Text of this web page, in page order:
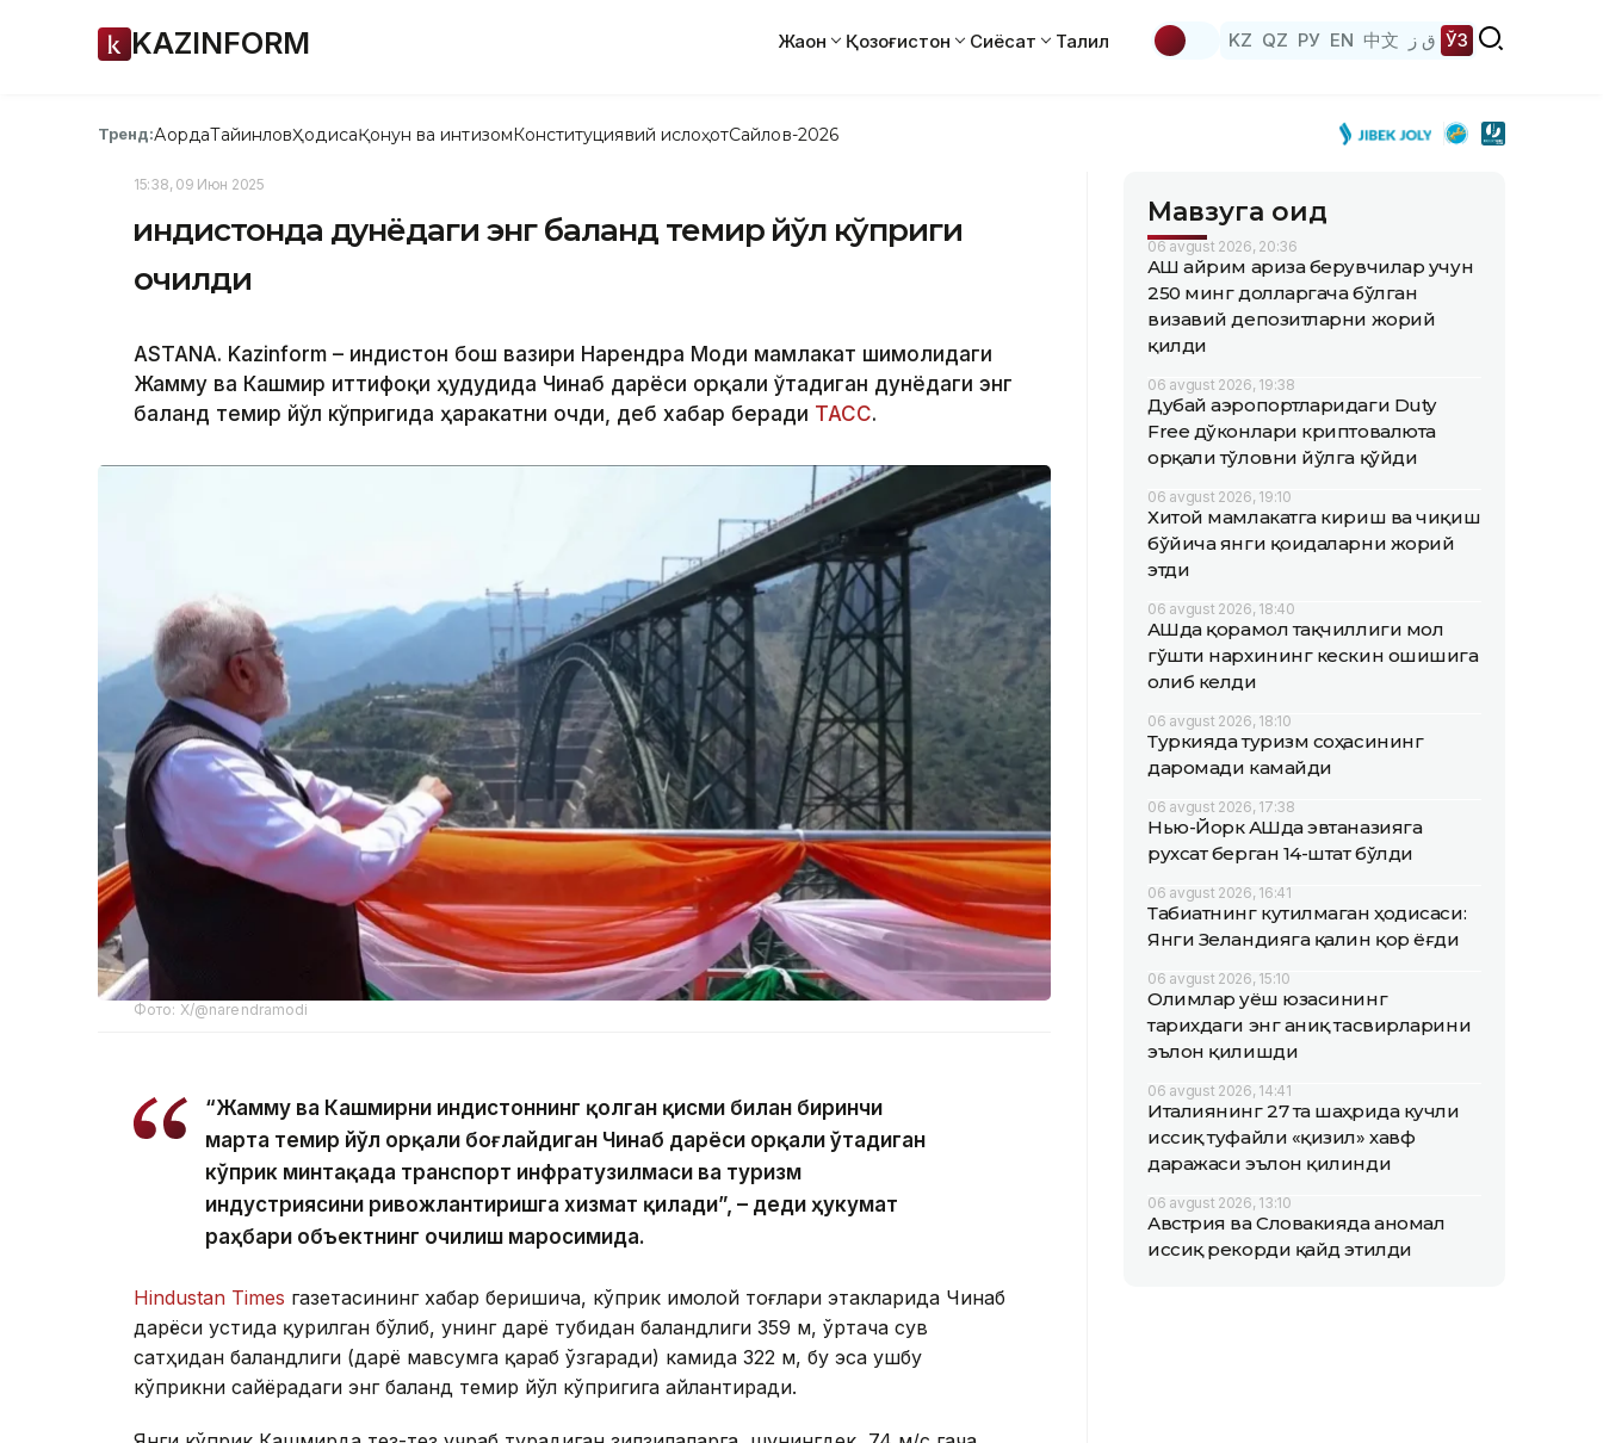
KAZINFORM Жаҳон Қозоғистон Сиёсат Таҳлил KZ QZ РУ EN 中文 ق ز ЎЗ
Тренд:АқордаТайинловҲодисаҚонун ва интизомКонституциявий ислоҳотСайлов-2026
15:38, 09 Июн 2025
Ҳиндистонда дунёдаги энг баланд темир йўл кўприги
очилди
ASTANA. Kazinform – Ҳиндистон бош вазири Нарендра Моди мамлакат шимолидаги
Жамму ва Кашмир иттифоқи ҳудудида Чинаб дарёси орқали ўтадиган дунёдаги энг
баланд темир йўл кўпригида ҳаракатни очди, деб хабар беради ТАСС.
Фото: Х/@narendramodi
“Жамму ва Кашмирни Ҳиндистоннинг қолган қисми билан биринчи
марта темир йўл орқали боғлайдиган Чинаб дарёси орқали ўтадиган
кўприк минтақада транспорт инфратузилмаси ва туризм
индустриясини ривожлантиришга хизмат қилади”, – деди ҳукумат
раҳбари объектнинг очилиш маросимида.
Hindustan Times газетасининг хабар беришича, кўприк Ҳимолой тоғлари этакларида Чинаб
дарёси устида қурилган бўлиб, унинг дарё тубидан баландлиги 359 м, ўртача сув
сатҳидан баландлиги (дарё мавсумга қараб ўзгаради) камида 322 м, бу эса ушбу
кўприкни сайёрадаги энг баланд темир йўл кўпригига айлантиради.
Мавзуга оид
06 avgust 2026, 20:36
АҚШ айрим ариза берувчилар учун
250 минг долларгача бўлган
визавий депозитларни жорий
қилди
06 avgust 2026, 19:38
Дубай аэропортларидаги Duty
Free дўконлари криптовалюта
орқали тўловни йўлга қўйди
06 avgust 2026, 19:10
Хитой мамлакатга кириш ва чиқиш
бўйича янги қоидаларни жорий
этди
06 avgust 2026, 18:40
АҚШда қорамол тақчиллиги мол
гўшти нархининг кескин ошишига
олиб келди
06 avgust 2026, 18:10
Туркияда туризм соҳасининг
даромади камайди
06 avgust 2026, 17:38
Нью-Йорк АҚШда эвтаназияга
рухсат берган 14-штат бўлди
06 avgust 2026, 16:41
Табиатнинг кутилмаган ҳодисаси:
Янги Зеландияга қалин қор ёғди
06 avgust 2026, 15:10
Олимлар Қуёш юзасининг
тарихдаги энг аниқ тасвирларини
эълон қилишди
06 avgust 2026, 14:41
Италиянинг 27 та шаҳрида кучли
иссиқ туфайли «қизил» хавф
даражаси эълон қилинди
06 avgust 2026, 13:10
Австрия ва Словакияда аномал
иссиқ рекорди қайд этилди